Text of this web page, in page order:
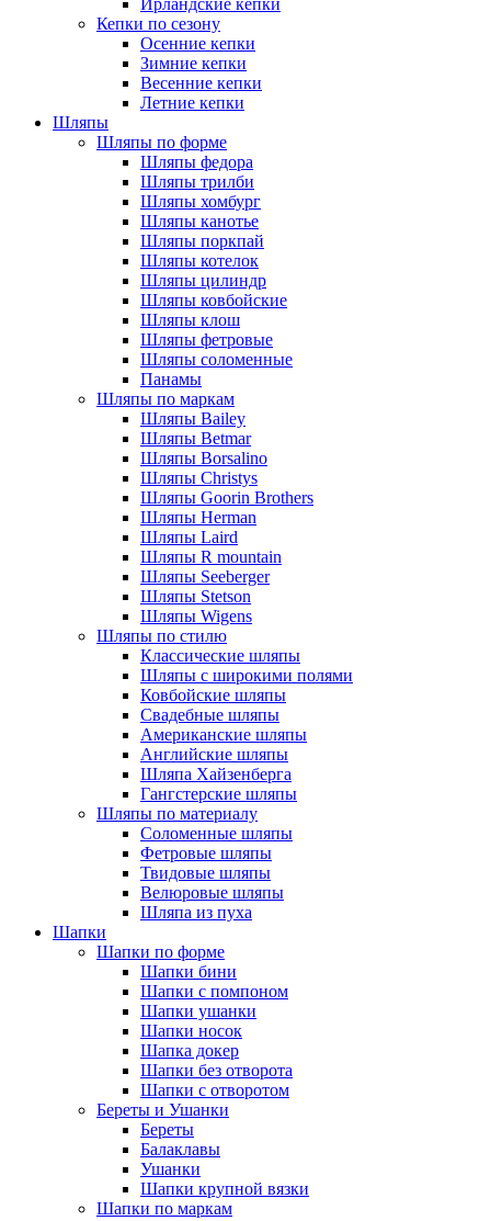
Ирландские кепки
Кепки по сезону
Осенние кепки
Зимние кепки
Весенние кепки
Летние кепки
Шляпы
Шляпы по форме
Шляпы федора
Шляпы трилби
Шляпы хомбург
Шляпы канотье
Шляпы поркпай
Шляпы котелок
Шляпы цилиндр
Шляпы ковбойские
Шляпы клош
Шляпы фетровые
Шляпы соломенные
Панамы
Шляпы по маркам
Шляпы Bailey
Шляпы Betmar
Шляпы Borsalino
Шляпы Christys
Шляпы Goorin Brothers
Шляпы Herman
Шляпы Laird
Шляпы R mountain
Шляпы Seeberger
Шляпы Stetson
Шляпы Wigens
Шляпы по стилю
Классические шляпы
Шляпы с широкими полями
Ковбойские шляпы
Свадебные шляпы
Американские шляпы
Английские шляпы
Шляпа Хайзенберга
Гангстерские шляпы
Шляпы по материалу
Соломенные шляпы
Фетровые шляпы
Твидовые шляпы
Велюровые шляпы
Шляпа из пуха
Шапки
Шапки по форме
Шапки бини
Шапки с помпоном
Шапки ушанки
Шапки носок
Шапка докер
Шапки без отворота
Шапки с отворотом
Береты и Ушанки
Береты
Балаклавы
Ушанки
Шапки крупной вязки
Шапки по маркам